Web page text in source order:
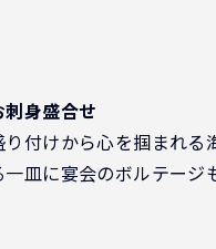
刺身盛合せ
り付けから心を掴まれる
一皿に宴会のボルテージ